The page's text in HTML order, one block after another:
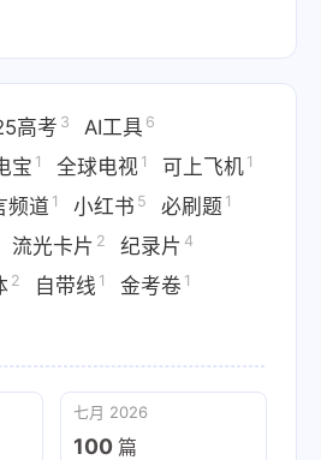
高考 3 AI工具 6
宝 1 全球电视 1 可上飞机 1
频道 1 小红书 5 必刷题 1
流光卡片 2 纪录片 4
2 自带线 1 金考卷 1
七月 2026
100 篇